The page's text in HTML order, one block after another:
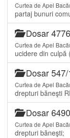
Curtea de Apel
partaj bunuri
Dosar
Curtea de Apel
ucidere din culpă
Dosar 547/
Curtea de Apel
drepturi băneşti
Dosar
Curtea de Apel
drepturi băneşti;